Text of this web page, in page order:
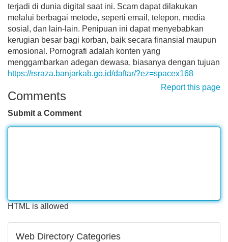
terjadi di dunia digital saat ini. Scam dapat dilakukan
melalui berbagai metode, seperti email, telepon, media
sosial, dan lain-lain. Penipuan ini dapat menyebabkan
kerugian besar bagi korban, baik secara finansial maupun
emosional. Pornografi adalah konten yang
menggambarkan adegan dewasa, biasanya dengan tujuan
https://rsraza.banjarkab.go.id/daftar/?ez=spacex168
Report this page
Comments
Submit a Comment
HTML is allowed
Web Directory Categories